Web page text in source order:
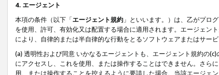
4. エージェント
本項の条件（以下「エージェント規約 」といいます。）は、乙がプロ
を使用、許可、有効化又は配置する場合に適用されます。エージェン
により、自律的または半自律的な行動をとるソフトウェアまたはサー
(a) 透明性および同意 いかなるエージェントも、エージェント規約の
にアクセスし、これを使用、または操作することはできません。さら
用、または操作することを控えるように要請した場合、当該エージェ